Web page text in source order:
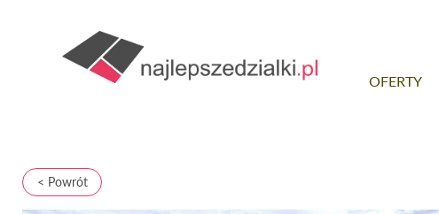
OFERTY
< Powrót